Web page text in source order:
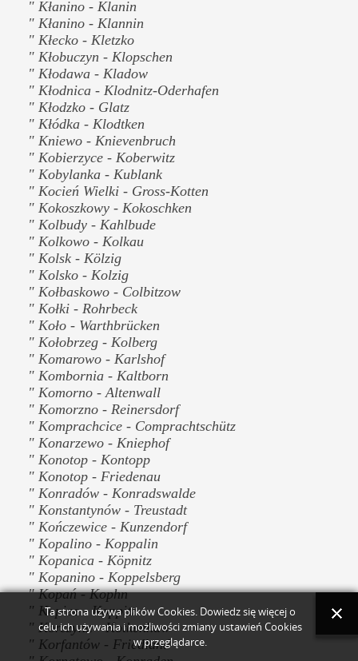
" Kłanino - Klanin
" Kłanino - Klannin
" Kłecko - Kletzko
" Kłobuczyn - Klopschen
" Kłodawa - Kladow
" Kłodnica - Klodnitz-Oderhafen
" Kłodzko - Glatz
" Kłódka - Klodtken
" Kniewo - Knievenbruch
" Kobierzyce - Koberwitz
" Kobylanka - Kublank
" Kocień Wielki - Gross-Kotten
" Kokoszkowy - Kokoschken
" Kolbudy - Kahlbude
" Kolkowo - Kolkau
" Kolsk - Kölzig
" Kolsko - Kolzig
" Kołbaskowo - Colbitzow
" Kołki - Rohrbeck
" Koło - Warthbrücken
" Kołobrzeg - Kolberg
" Komarowo - Karlshof
" Kombornia - Kaltborn
" Komorno - Altenwall
" Komorzno - Reinersdorf
" Komprachcice - Comprachtschütz
" Konarzewo - Kniephof
" Konotop - Kontopp
" Konotop - Friedenau
" Konradów - Konradswalde
" Konstantynów - Treustadt
" Kończewice - Kunzendorf
" Kopalino - Koppalin
" Kopanica - Köpnitz
" Kopanino - Koppelsberg
" Kopań - Kophn
" Kopice - Koppitz
" Korczyna - Kotkenhaw
" Korfantów - Friedland
Ta strona używa plików Cookies. Dowiedz się więcej o
celu ich używania i możliwości zmiany ustawień Cookies
w przeglądarce.